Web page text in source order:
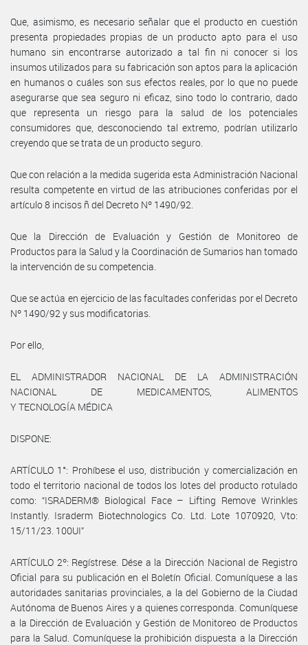
Que, asimismo, es necesario señalar que el producto en cuestión
presenta propiedades propias de un producto apto para el uso
humano sin encontrarse autorizado a tal fin ni conocer si los
insumos utilizados para su fabricación son aptos para la aplicación
en humanos o cuáles son sus efectos reales, por lo que no puede
asegurarse que sea seguro ni eficaz, sino todo lo contrario, dado
que representa un riesgo para la salud de los potenciales
consumidores que, desconociendo tal extremo, podrían utilizarlo
creyendo que se trata de un producto seguro.
Que con relación a la medida sugerida esta Administración Nacional
resulta competente en virtud de las atribuciones conferidas por el
artículo 8 incisos ñ del Decreto Nº 1490/92.
Que la Dirección de Evaluación y Gestión de Monitoreo de
Productos para la Salud y la Coordinación de Sumarios han tomado
la intervención de su competencia.
Que se actúa en ejercicio de las facultades conferidas por el Decreto
Nº 1490/92 y sus modificatorias.
Por ello,
EL ADMINISTRADOR NACIONAL DE LA ADMINISTRACIÓN
NACIONAL DE MEDICAMENTOS, ALIMENTOS
Y TECNOLOGÍA MÉDICA
DISPONE:
ARTÍCULO 1°: Prohíbese el uso, distribución y comercialización en
todo el territorio nacional de todos los lotes del producto rotulado
como: “ISRADERM® Biological Face – Lifting Remove Wrinkles
Instantly. Israderm Biotechnologics Co. Ltd. Lote 1070920, Vto:
15/11/23. 100UI”
ARTÍCULO 2º: Regístrese. Dése a la Dirección Nacional de Registro
Oficial para su publicación en el Boletín Oficial. Comuníquese a las
autoridades sanitarias provinciales, a la del Gobierno de la Ciudad
Autónoma de Buenos Aires y a quienes corresponda. Comuníquese
a la Dirección de Evaluación y Gestión de Monitoreo de Productos
para la Salud. Comuníquese la prohibición dispuesta a la Dirección